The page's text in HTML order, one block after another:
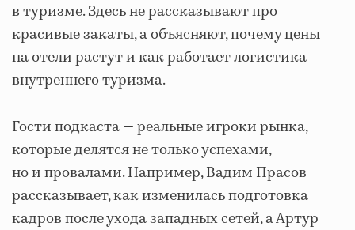
в туризме. Здесь не рассказывают про
красивые закаты, а объясняют, почему цены
на отели растут и как работает логистика
внутреннего туризма.
Гости подкаста — реальные игроки рынка,
которые делятся не только успехами,
но и провалами. Например, Вадим Прасов
рассказывает, как изменилась подготовка
кадров после ухода западных сетей, а Артур